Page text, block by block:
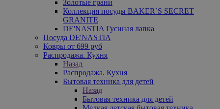
Золотые грани
Коллекция посуды BAKER`S SECRET
GRANITE
DE'NASTIA Гусиная лапка
Посуда DE'NASTIA
Ковры от 699 руб
Распродажа. Кухня
Назад
Распродажа. Кухня
Бытовая техника для детей
Назад
Бытовая техника для детей